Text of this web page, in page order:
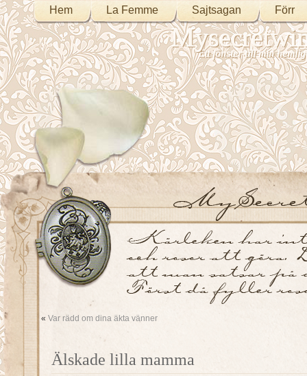
Hem La Femme Sajtsagan Förr
Ett fönster till min
« Var rädd om dina äkta vänner
Älskade lilla mamma